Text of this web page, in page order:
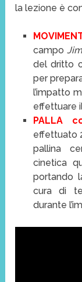
la lezione è
campo Jim
del dritto
per
l’impatto
effettuare
PALLA
effettuato
pallina
cinetica
portando
cura di
durante